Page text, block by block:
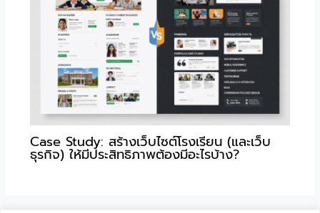
Case Study: สร้างเว็บไซต์โรงเรียน (และเว็บ
ธุรกิจ) ให้มีประสิทธิภาพต้องมีอะไรบ้าง?